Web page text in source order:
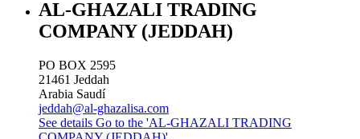
AL-GHAZALI TRADING
COMPANY (JEDDAH)
PO BOX 2595
21461 Jeddah
Arabia Saudí
jeddah@al-ghazalisa.com
See details Go to the 'AL-GHAZALI TRADING